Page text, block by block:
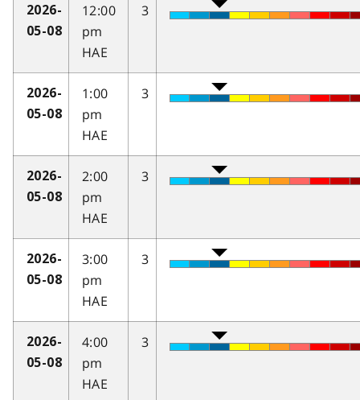
2026-
05-08
12:00
pm
HAE
3
2026-
05-08
1:00
pm
HAE
3
2026-
05-08
2:00
pm
HAE
3
2026-
05-08
3:00
pm
HAE
3
2026-
05-08
4:00
pm
HAE
3